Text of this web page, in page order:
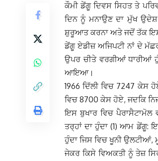
ਕੌਮੀ ਡੇਂਗੂ ਦਿਵਸ ਸਿਹਤ ਤੇ
ਦਿਨ ਨੂੰ ਮਨਾਉਣ ਦਾ ਮੁੱਖ
ਸ਼ੁਰੂਆਤ ਕਰਨਾ ਅਤੇ ਜਦੋਂ ਤੱਕ ਇਸ
ਡੇਂਗੂ ਏਡੀਜ਼ ਅਜਿਪਟੀ ਨਾਂ ਦੇ
ਉਪਰ ਚੀਤੇ ਵਰਗੀਆਂ ਧਾਰੀਆਂ
ਆਇਆ।
1966 ਦਿੱਲੀ ਵਿਚ 7247
ਵਿਚ 8700 ਕੇਸ ਹੋਏ, ਜਦਕਿ
ਇਸ ਬੁਖਾਰ ਵਿਚ ਪੈਰਾਸੈਟਾਮੋਲ
ਤਰ੍ਹਾਂ ਦਾ ਹੁੰਦਾ (1) ਆਮ ਡੇਂਗੂ:
ਹੁੰਦਾ ਜਿਸ ਵਿਚ ਖੂਨੀ
ਜੇਕਰ ਕਿਸੇ ਵਿਅਕਤੀ ਨੂੰ ਤੇਜ਼